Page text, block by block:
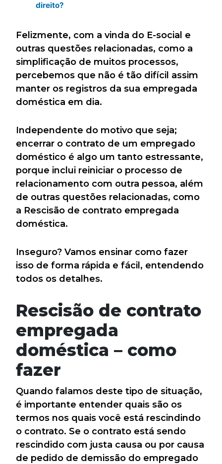
direito?
Felizmente, com a vinda do E-social e
outras questões relacionadas, como a
simplificação de muitos processos,
percebemos que não é tão difícil assim
manter os registros da sua empregada
doméstica em dia.
Independente do motivo que seja;
encerrar o contrato de um empregado
doméstico é algo um tanto estressante,
porque inclui reiniciar o processo de
relacionamento com outra pessoa, além
de outras questões relacionadas, como
a Rescisão de contrato empregada
doméstica.
Inseguro? Vamos ensinar como fazer
isso de forma rápida e fácil, entendendo
todos os detalhes.
Rescisão de contrato
empregada
doméstica – como
fazer
Quando falamos deste tipo de situação,
é importante entender quais são os
termos nos quais você está rescindindo
o contrato. Se o contrato está sendo
rescindido com justa causa ou por causa
de pedido de demissão do empregado